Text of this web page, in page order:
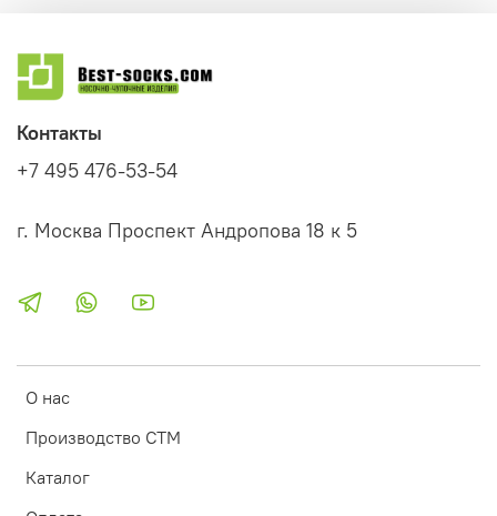
О нас
Производство СТМ
Каталог
Контакты
+7 495 476-53-54
г. Москва Проспект Андропова 18 к 5